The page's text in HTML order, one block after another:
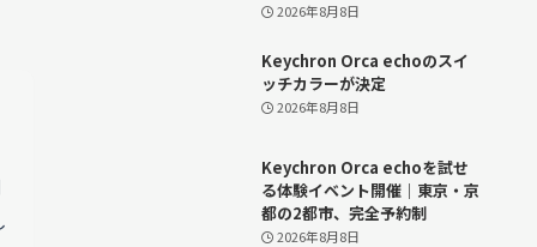
2026年8月8日
Keychron Orca echoのスイ
ッチカラーが決定
2026年8月8日
Keychron Orca echoを試せ
る体験イベント開催｜東京・京
都の2都市、完全予約制
2026年8月8日